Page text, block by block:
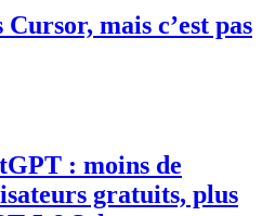
Cursor, mais c’est pas
: moins de
gratuits, plus